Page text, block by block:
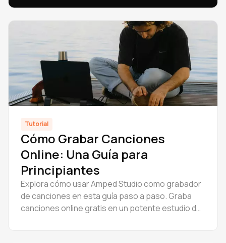
Amped Studio: arregla, masteriza y exporta
online.
Tutorial
Cómo Grabar Canciones
Online: Una Guía para
Principiantes
Explora cómo usar Amped Studio como grabador
de canciones en esta guía paso a paso. Graba
canciones online gratis en un potente estudio de